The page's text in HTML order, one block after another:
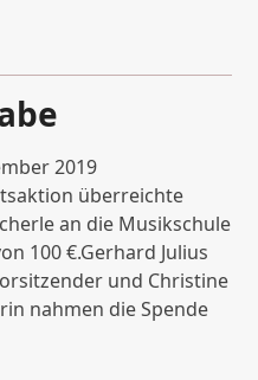
2019
überreichte
an die Musikschule
100 €.Gerhard Julius
und Christine
nahmen die Spende